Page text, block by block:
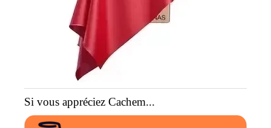
Si vous appréciez Cachem...